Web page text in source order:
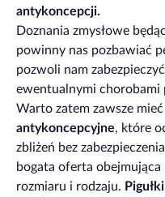
antykoncepcji.
Doznania zmysłowe
powinny nas pozbawiać
pozwoli nam
ewentualnymi chorobami
Warto zatem zawsze
antykoncepcyjne, które
zbliżeń bez
bogata oferta obejmująca
rozmiaru i rodzaju.